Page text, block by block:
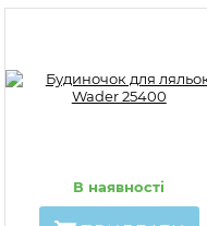
В наявності